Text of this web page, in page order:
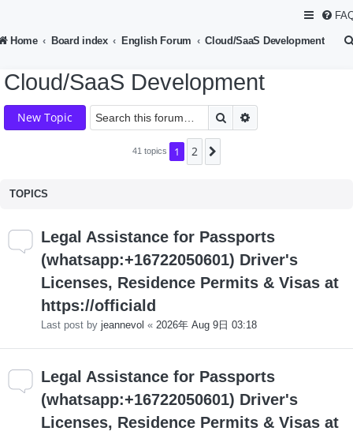
Home Board index English Forum Cloud/SaaS Development
Cloud/SaaS Development
New Topic Search
41 topics 1 2
TOPICS
Legal Assistance for Passports
(whatsapp:+16722050601) Driver's
Licenses, Residence Permits & Visas at
https://officiald
Last post by jeannevol « 2026年 Aug 9日 03:18
Legal Assistance for Passports
(whatsapp:+16722050601) Driver's
Licenses, Residence Permits & Visas at